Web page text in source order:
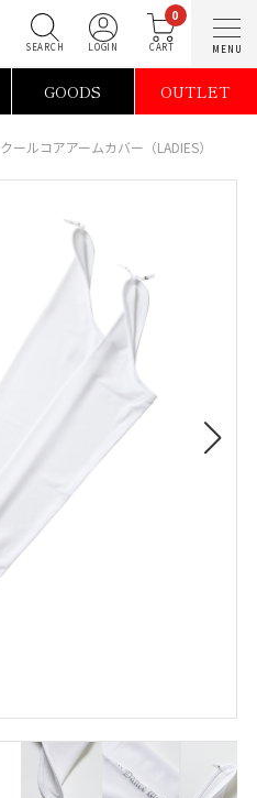
0
GOODS OUTLET
クールコアアームカバー（LADIES）